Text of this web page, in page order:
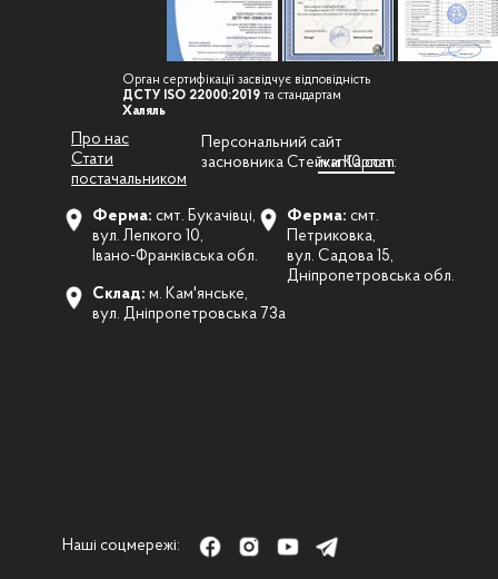
Стати
постачальником
Про нас
Ферма: смт. Букачівці,
вул. Лепкого 10,
Івано-Франківська обл.
Наші соцмережі:
Орган сертифікації засвідчує відповідність
ДСТУ ISO 22000:2019 та стандартам
Халяль
Персональний сайт
засновника Стейки Карпат:
ivan10.com
Склад: м. Кам'янське,
вул. Дніпропетровська 73а
Ферма: смт.
Петриковка,
вул. Садова 15,
Дніпропетровська обл.